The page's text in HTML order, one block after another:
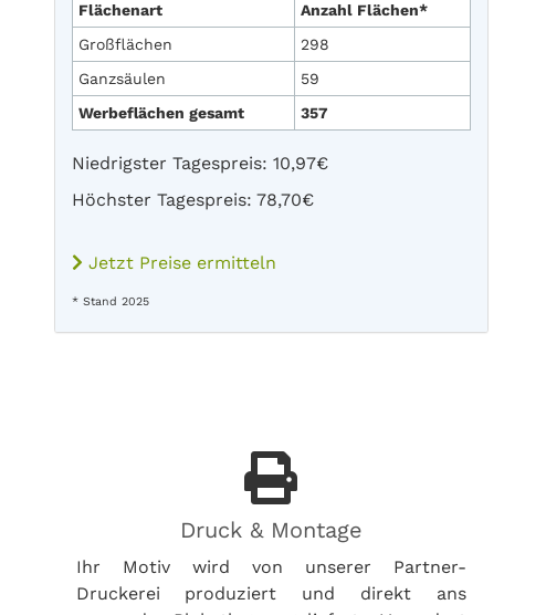
Flächenart
Anzahl Flächen*
Großflächen
298
Ganzsäulen
59
Werbeflächen gesamt
357
Niedrigster Tagespreis: 10,97€
Höchster Tagespreis: 78,70€
Jetzt Preise ermitteln
* Stand 2025
Druck & Montage
Ihr Motiv wird von unserer Partner-
Druckerei produziert und direkt ans